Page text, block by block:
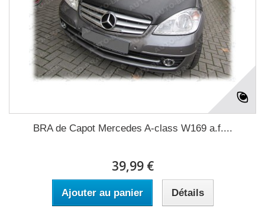
BRA de Capot Mercedes A-class W169 a.f....
39,99 €
Ajouter au panier Détails